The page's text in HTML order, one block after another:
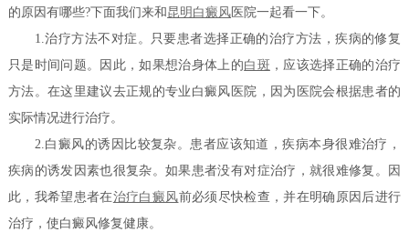
的原因有哪些?下面我们来和 昆明白癜风 医院一起看一下。
1.治疗方法不对症。只要患者选择正确的治疗方法，疾病的修复
只是时间问题。因此，如果想治身体上的白斑 ，应该选择正确的治疗
方法。在这里建议去正规的专业白癜风医院，因为医院会根据患者的
实际情况进行治疗。
2.白癜风的诱因比较复杂。患者应该知道，疾病本身很难治疗，
疾病的诱发因素也很复杂。如果患者没有对症治疗，就很难修复。因
此，我希望患者在治疗白癜风前必须尽快检查，并在明确原因后进行
治疗，使白癜风修复健康。